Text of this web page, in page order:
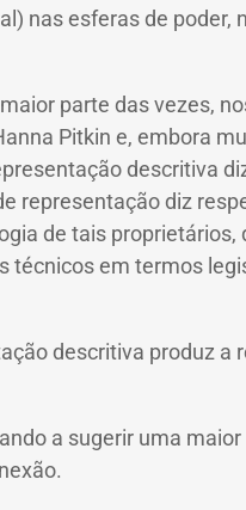
nas esferas de poder,
parte das vezes,
Pitkin e, embora
descritiva
representação diz
de tais
em termos
descritiva produz a
a sugerir uma